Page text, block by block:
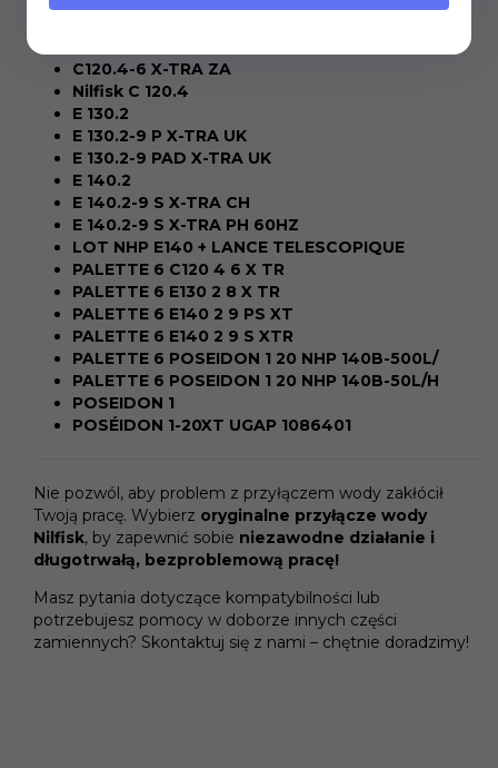
C120.4-6 X-TRA ZA
Nilfisk C 120.4
E 130.2
E 130.2-9 P X-TRA UK
E 130.2-9 PAD X-TRA UK
E 140.2
E 140.2-9 S X-TRA CH
E 140.2-9 S X-TRA PH 60HZ
LOT NHP E140 + LANCE TELESCOPIQUE
PALETTE 6 C120 4 6 X TR
PALETTE 6 E130 2 8 X TR
PALETTE 6 E140 2 9 PS XT
PALETTE 6 E140 2 9 S XTR
PALETTE 6 POSEIDON 1 20 NHP 140B-500L/
PALETTE 6 POSEIDON 1 20 NHP 140B-50L/H
POSEIDON 1
POSÉIDON 1-20XT UGAP 1086401
Nie pozwól, aby problem z przyłączem wody zakłócił
Twoją pracę. Wybierz oryginalne przyłącze wody
Nilfisk, by zapewnić sobie niezawodne działanie i
długotrwałą, bezproblemową pracę!
Masz pytania dotyczące kompatybilności lub
potrzebujesz pomocy w doborze innych części
zamiennych? Skontaktuj się z nami – chętnie doradzimy!